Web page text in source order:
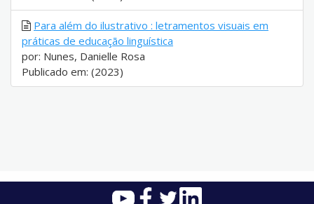
Para além do ilustrativo : letramentos visuais em
práticas de educação linguística
por: Nunes, Danielle Rosa
Publicado em: (2023)